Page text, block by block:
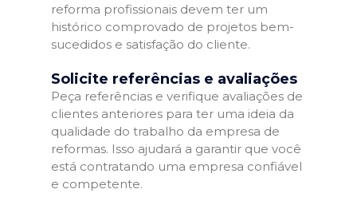
reforma profissionais devem ter um
histórico comprovado de projetos bem-
sucedidos e satisfação do cliente.
Solicite referências e avaliações
Peça referências e verifique avaliações de
clientes anteriores para ter uma ideia da
qualidade do trabalho da empresa de
reformas. Isso ajudará a garantir que você
está contratando uma empresa confiável
e competente.